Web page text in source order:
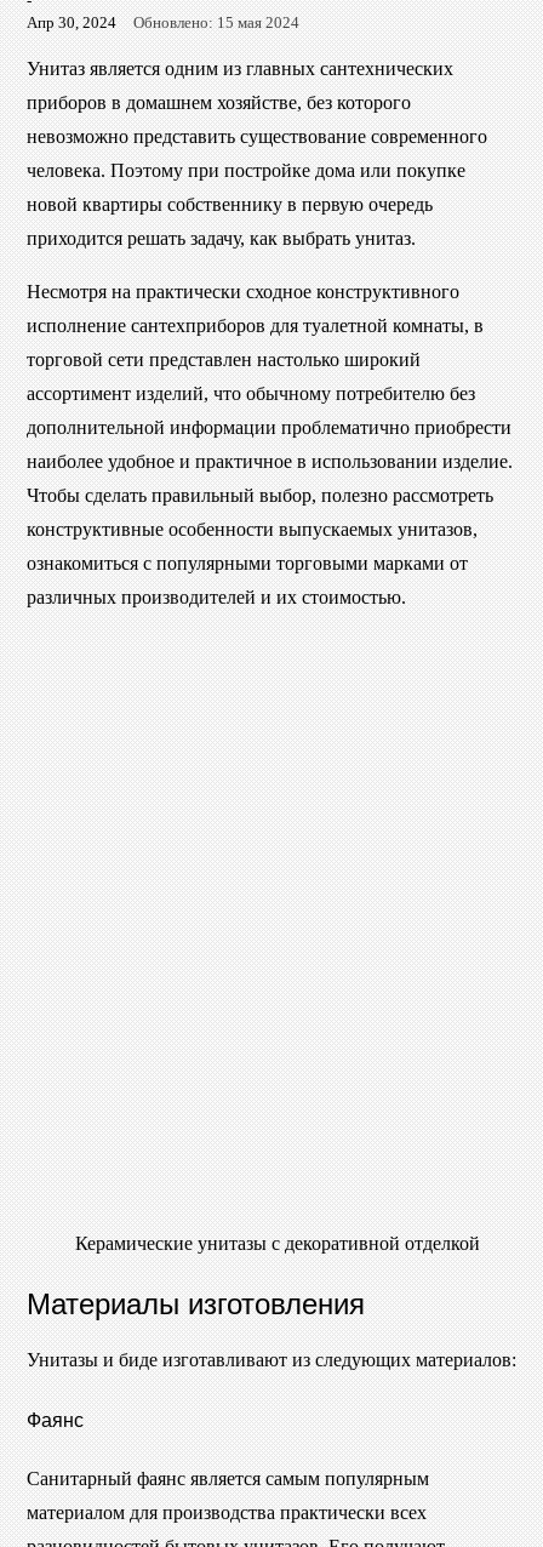
Апр 30, 2024
Обновлено: 15 мая 2024
Унитаз является одним из главных сантехнических
приборов в домашнем хозяйстве, без которого
невозможно представить существование современного
человека. Поэтому при постройке дома или покупке
новой квартиры собственнику в первую очередь
приходится решать задачу, как выбрать унитаз.
Несмотря на практически сходное конструктивного
исполнение сантехприборов для туалетной комнаты, в
торговой сети представлен настолько широкий
ассортимент изделий, что обычному потребителю без
дополнительной информации проблематично приобрести
наиболее удобное и практичное в использовании изделие.
Чтобы сделать правильный выбор, полезно рассмотреть
конструктивные особенности выпускаемых унитазов,
ознакомиться с популярными торговыми марками от
различных производителей и их стоимостью.
Керамические унитазы с декоративной отделкой
Материалы изготовления
Унитазы и биде изготавливают из следующих материалов:
Фаянс
Санитарный фаянс является самым популярным
материалом для производства практически всех